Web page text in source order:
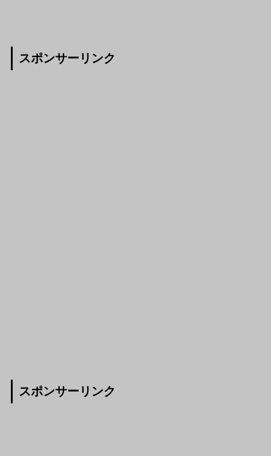
スポンサーリンク
スポンサーリンク